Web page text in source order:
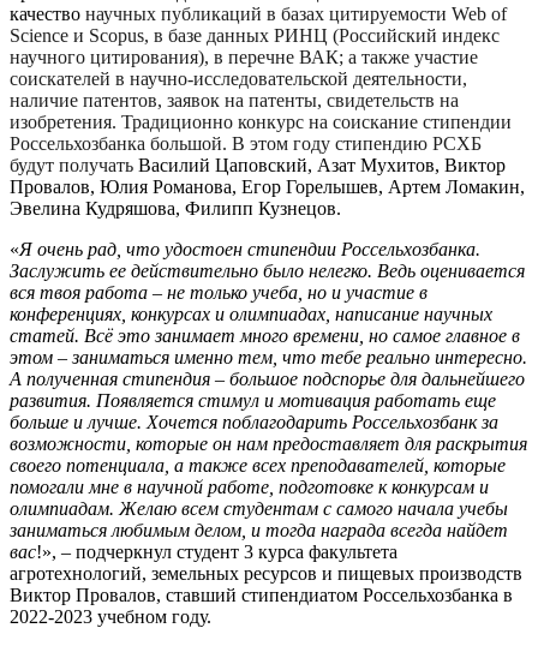
качество научных публикаций в базах цитируемости Web of
Science и Scopus, в базе данных РИНЦ (Российский индекс
научного цитирования), в перечне ВАК; а также участие
соискателей в научно-исследовательской деятельности,
наличие патентов, заявок на патенты, свидетельств на
изобретения. Традиционно конкурс на соискание стипендии
Россельхозбанка большой. В этом году стипендию РСХБ
будут получать Василий Цаповский, Азат Мухитов, Виктор
Провалов, Юлия Романова, Егор Горелышев, Артем Ломакин,
Эвелина Кудряшова, Филипп Кузнецов.
«Я очень рад, что удостоен стипендии Россельхозбанка.
Заслужить ее действительно было нелегко. Ведь оценивается
вся твоя работа – не только учеба, но и участие в
конференциях, конкурсах и олимпиадах, написание научных
статей. Всё это занимает много времени, но самое главное в
этом – заниматься именно тем, что тебе реально интересно.
А полученная стипендия – большое подспорье для дальнейшего
развития. Появляется стимул и мотивация работать еще
больше и лучше. Хочется поблагодарить Россельхозбанк за
возможности, которые он нам предоставляет для раскрытия
своего потенциала, а также всех преподавателей, которые
помогали мне в научной работе, подготовке к конкурсам и
олимпиадам. Желаю всем студентам с самого начала учебы
заниматься любимым делом, и тогда награда всегда найдет
вас!», – подчеркнул студент 3 курса факультета
агротехнологий, земельных ресурсов и пищевых производств
Виктор Провалов, ставший стипендиатом Россельхозбанка в
2022-2023 учебном году.